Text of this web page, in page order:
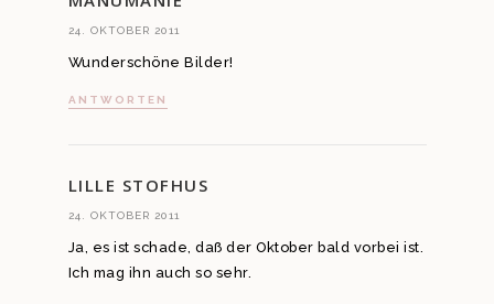
24. OKTOBER 2011
Wunderschöne Bilder!
ANTWORTEN
LILLE STOFHUS
24. OKTOBER 2011
Ja, es ist schade, daß der Oktober bald vorbei ist.
Ich mag ihn auch so sehr.